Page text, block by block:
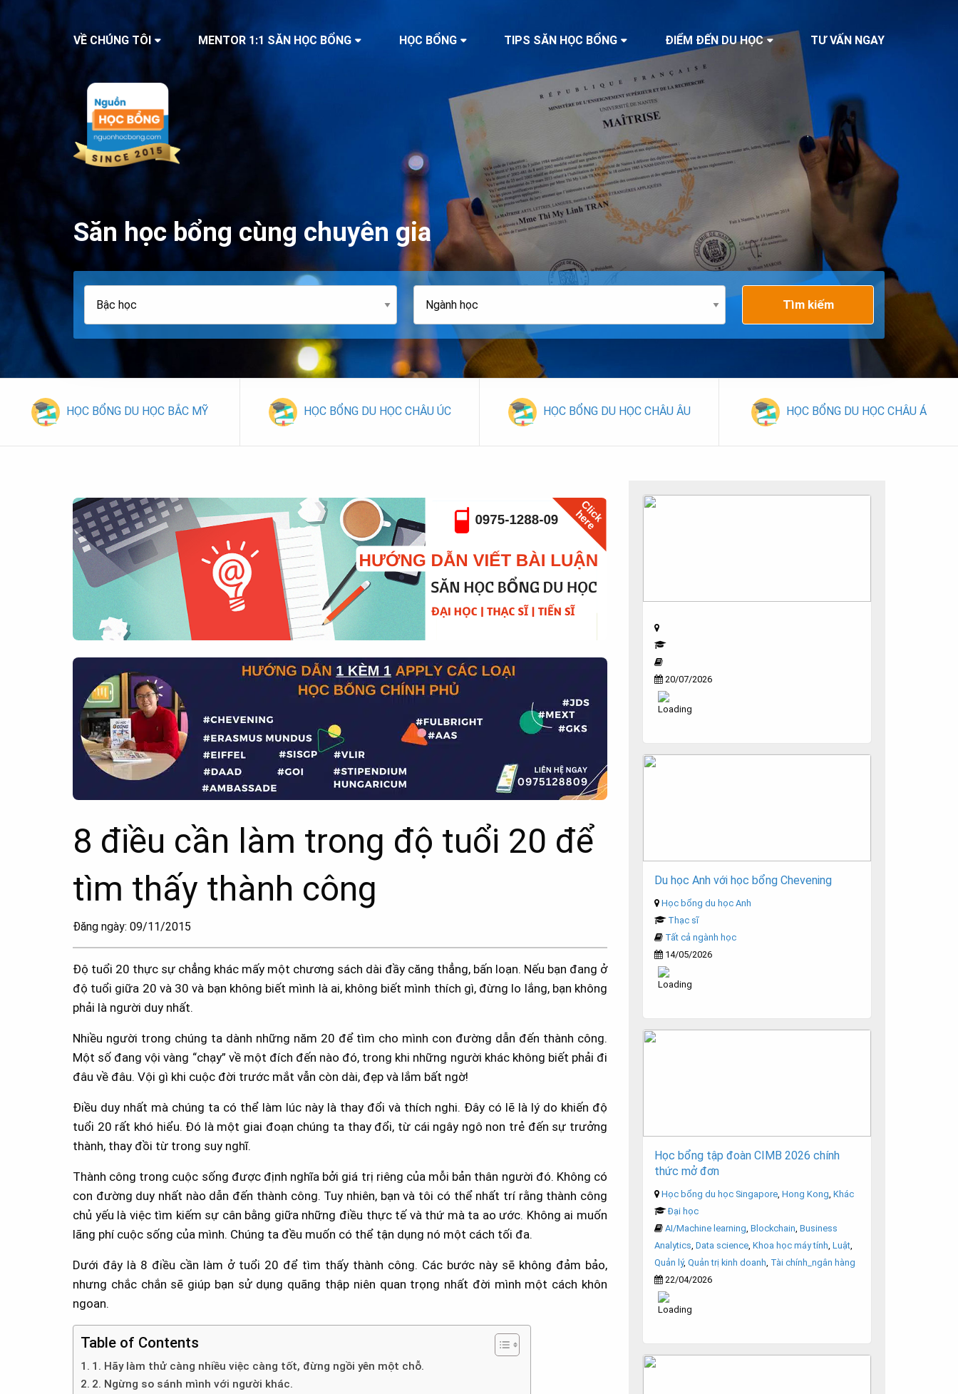
VỀ CHÚNG TÔI MENTOR 1:1 SĂN HỌC BỔNG HỌC BỔNG TIPS SĂN HỌC BỔNG ĐIỂM ĐẾN DU HỌC TƯ VẤN NGAY
Săn học bổng cùng chuyên gia
Tìm kiếm
HỌC BỔNG DU HỌC BẮC MỸ HỌC BỔNG DU HỌC CHÂU ÚC HỌC BỔNG DU HỌC CHÂU ÂU HỌC BỔNG DU HỌC CHÂU Á
8 điều cần làm trong độ tuổi 20 để
tìm thấy thành công
Đăng ngày: 09/11/2015
Độ tuổi 20 thực sự chẳng khác mấy một chương sách dài đầy căng thẳng, bấn loạn. Nếu bạn đang ở
độ tuổi giữa 20 và 30 và bạn không biết mình là ai, không biết mình thích gì, đừng lo lắng, bạn không
phải là người duy nhất.
Nhiều người trong chúng ta dành những năm 20 để tìm cho mình con đường dẫn đến thành công.
Một số đang vội vàng “chạy” về một đích đến nào đó, trong khi những người khác không biết phải đi
đâu về đâu. Vội gì khi cuộc đời trước mắt vẫn còn dài, đẹp và lắm bất ngờ!
Điều duy nhất mà chúng ta có thể làm lúc này là thay đổi và thích nghi. Đây có lẽ là lý do khiến độ
tuổi 20 rất khó hiểu. Đó là một giai đoạn chúng ta thay đổi, từ cái ngây ngô non trẻ đến sự trưởng
thành, thay đồi từ trong suy nghĩ.
Thành công trong cuộc sống được định nghĩa bởi giá trị riêng của mỗi bản thân người đó. Không có
con đường duy nhất nào dẫn đến thành công. Tuy nhiên, bạn và tôi có thể nhất trí rằng thành công
chủ yếu là việc tìm kiếm sự cân bằng giữa những điều thực tế và thứ mà ta ao ước. Không ai muốn
lãng phí cuộc sống của mình. Chúng ta đều muốn có thể tận dụng nó một cách tối đa.
Dưới đây là 8 điều cần làm ở tuổi 20 để tìm thấy thành công. Các bước này sẽ không đảm bảo,
nhưng chắc chắn sẽ giúp bạn sử dụng quãng thập niên quan trọng nhất đời mình một cách khôn
ngoan.
Table of Contents
1. Hãy làm thử càng nhiều việc càng tốt, đừng ngồi yên một chỗ.
2. Ngừng so sánh mình với người khác.
20/07/2026
Du học Anh với học bổng Chevening
Học bổng du học Anh
Thạc sĩ
Tất cả ngành học
14/05/2026
Học bổng tập đoàn CIMB 2026 chính
thức mở đơn
Học bổng du học Singapore, Hong Kong, Khác
Đại học
AI/Machine learning, Blockchain, Business
Analytics, Data science, Khoa học máy tính, Luật,
Quản lý, Quản trị kinh doanh, Tài chính_ngân hàng
22/04/2026